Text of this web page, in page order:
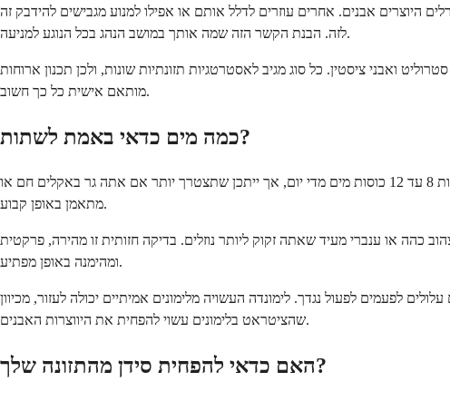
היוצרים אבנים. אחרים עוזרים לדלל אותם או אפילו למנוע מגבישים להידבק זה
לזה. הבנת הקשר הזה שמה אותך במושב הנהג בכל הנוגע למניעה.
ואבני ציסטין. כל סוג מגיב לאסטרטגיות תזונתיות שונות, ולכן תכנון ארוחות
מותאם אישית כל כך חשוב.
כמה מים כדאי באמת לשתות?
מים הם החבר הכי טוב של הכליות שלך. שתייה של מספיק נוזלים מדללת את השתן שלך, מה שמקשה על היווצרות אבנים. שאף לשתות לפחות 8 עד 12 כוסות מים מדי יום, אך ייתכן שתצטרך יותר אם אתה גר באקלים חם או
מתאמן באופן קבוע.
או ענברי מעיד שאתה זקוק ליותר נוזלים. בדיקה חזותית זו מהירה, פרקטית
ומהימנה באופן מפתיע.
לפעמים לפעול נגדך. לימונדה העשויה מלימונים אמיתיים יכולה לעזור, מכיוון
שהציטראט בלימונים עשוי להפחית את היווצרות האבנים.
האם כדאי להפחית סידן מהתזונה שלך?